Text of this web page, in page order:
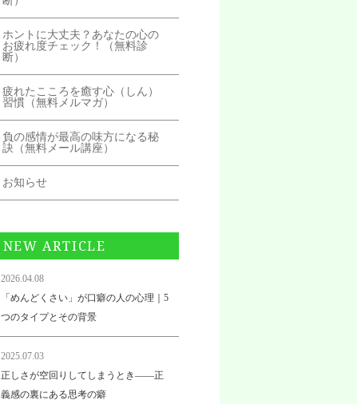
ホントに大丈夫？あなたの心の
お疲れ度チェック！（無料診
断）
疲れたこころを癒す心（しん）
習慣（無料メルマガ）
負の感情が最高の味方になる秘
訣（無料メール講座）
お知らせ
NEW ARTICLE
2026.04.08
「めんどくさい」が口癖の人の心理｜5
つのタイプとその背景
2025.07.03
正しさが空回りしてしまうとき——正
義感の裏にある思考の癖